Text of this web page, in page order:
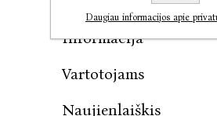
Informacija
Vartotojams
Naujienlaiškis
Daugiau informacijos apie